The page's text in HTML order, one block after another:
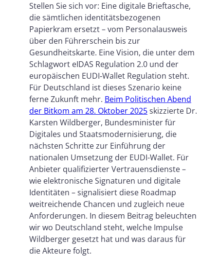
Fazit
Stellen Sie sich vor: Eine digitale Brieftasche,
die sämtlichen identitätsbezogenen
Papierkram ersetzt – vom Personalausweis
über den Führerschein bis zur
Gesundheitskarte. Eine Vision, die unter dem
Schlagwort eIDAS Regulation 2.0 und der
europäischen EUDI‑Wallet Regulation steht.
Für Deutschland ist dieses Szenario keine
ferne Zukunft mehr. Beim Politischen Abend
der Bitkom am 28. Oktober 2025skizzierte Dr.
Karsten Wildberger, Bundesminister für
Digitales und Staatsmodernisierung, die
nächsten Schritte zur Einführung der
nationalen Umsetzung der EUDI-Wallet. Für
Anbieter qualifizierter Vertrauensdienste –
wie elektronische Signaturen und digitale
Identitäten – signalisiert diese Roadmap
weitreichende Chancen und zugleich neue
Anforderungen. In diesem Beitrag beleuchten
wir wo Deutschland steht, welche Impulse
Wildberger gesetzt hat und was daraus für
die Akteure folgt.